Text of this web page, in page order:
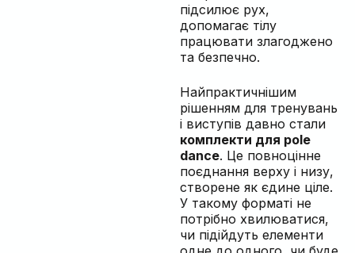
підсилює рух,
допомагає тілу
працювати злагоджено
та безпечно.
Найпрактичнішим
рішенням для тренувань
і виступів давно стали
комплекти для pole
dance. Це повноцінне
поєднання верху і низу,
створене як єдине ціле.
У такому форматі не
потрібно хвилюватися,
чи підійдуть елементи